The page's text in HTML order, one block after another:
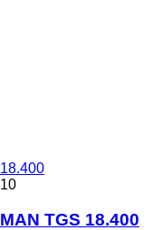
18.400
10
MAN TGS 18.400